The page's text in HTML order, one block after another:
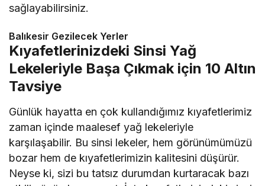
sağlayabilirsiniz.
Balıkesir Gezilecek Yerler
Kıyafetlerinizdeki Sinsi Yağ
Lekeleriyle Başa Çıkmak için 10 Altın
Tavsiye
Günlük hayatta en çok kullandığımız kıyafetlerimiz
zaman içinde maalesef yağ lekeleriyle
karşılaşabilir. Bu sinsi lekeler, hem görünümümüzü
bozar hem de kıyafetlerimizin kalitesini düşürür.
Neyse ki, sizi bu tatsız durumdan kurtaracak bazı